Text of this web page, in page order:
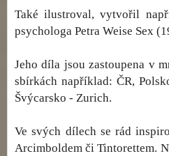
Také ilustroval, vytvořil
psychologa Petra Weise Sex
Jeho díla jsou zastoupena v
sbírkách například: ČR,
Švýcarsko - Zurich.
Ve svých dílech se rád
Arcimboldem či Tintorettem.